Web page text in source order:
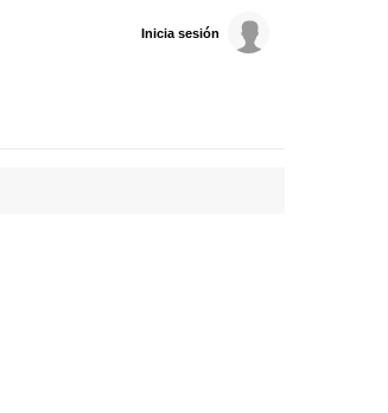
Inicia sesión